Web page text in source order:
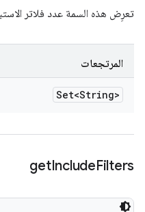
تعرِض هذه السمة عدد فلاتر
المرتجعات
Set<String>
getIncludeFilters